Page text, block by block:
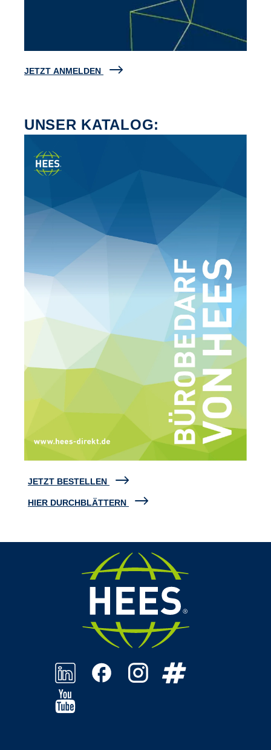
JETZT ANMELDEN
UNSER KATALOG:
JETZT BESTELLEN
HIER DURCHBLÄTTERN